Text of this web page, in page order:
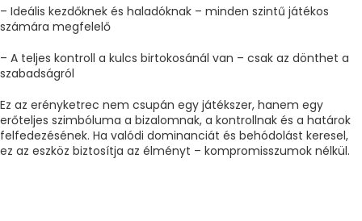
– Ideális kezdőknek és haladóknak – minden szintű játékos
számára megfelelő
– A teljes kontroll a kulcs birtokosánál van – csak az dönthet a
szabadságról
Ez az erényketrec nem csupán egy játékszer, hanem egy
erőteljes szimbóluma a bizalomnak, a kontrollnak és a határok
felfedezésének. Ha valódi dominanciát és behódolást keresel,
ez az eszköz biztosítja az élményt – kompromisszumok nélkül.